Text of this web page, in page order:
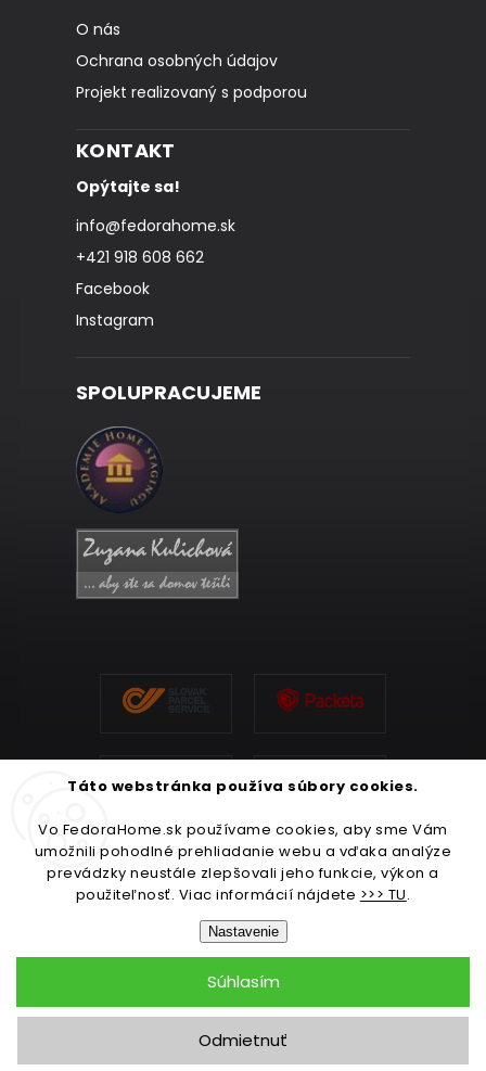
Táto webstránka používa súbory cookies.
Vo FedoraHome.sk používame cookies, aby sme Vám
umožnili pohodlné prehliadanie webu a vďaka analýze
prevádzky neustále zlepšovali jeho funkcie, výkon a
použiteľnosť. Viac informácií nájdete >>> TU.
Nastavenie
Odmietnuť
Súhlasím
O nás
Ochrana osobných údajov
Projekt realizovaný s podporou
KONTAKT
Opýtajte sa!
info@fedorahome.sk
+421 918 608 662
Facebook
Instagram
SPOLUPRACUJEME
Copyright 2026FedoraHome.sk. Všetky práva vyhradené.
Upraviť nastavenie cookies